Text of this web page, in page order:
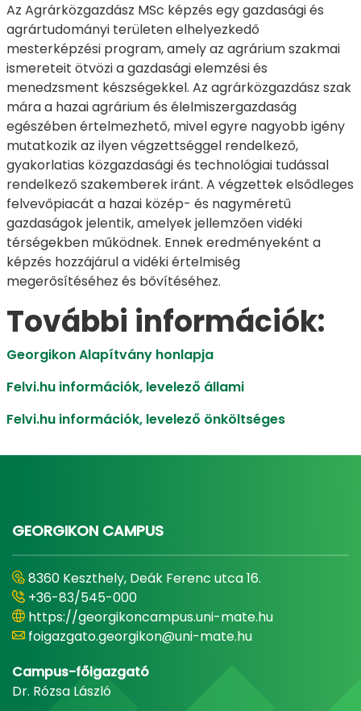
Az Agrárközgazdász MSc képzés egy gazdasági és
agrártudományi területen elhelyezkedő
mesterképzési program, amely az agrárium szakmai
ismereteit ötvözi a gazdasági elemzési és
menedzsment készségekkel. Az agrárközgazdász szak
mára a hazai agrárium és élelmiszergazdaság
egészében értelmezhető, mivel egyre nagyobb igény
mutatkozik az ilyen végzettséggel rendelkező,
gyakorlatias közgazdasági és technológiai tudással
rendelkező szakemberek iránt. A végzettek elsődleges
felvevőpiacát a hazai közép- és nagyméretű
gazdaságok jelentik, amelyek jellemzően vidéki
térségekben működnek. Ennek eredményeként a
képzés hozzájárul a vidéki értelmiség
megerősítéséhez és bővítéséhez.
További információk:
Georgikon Alapítvány honlapja
Felvi.hu információk, levelező állami
Felvi.hu információk, levelező önköltséges
GEORGIKON CAMPUS
8360 Keszthely, Deák Ferenc utca 16.
+36-83/545-000
https://georgikoncampus.uni-mate.hu
foigazgato.georgikon@uni-mate.hu
Campus-főigazgató
Dr. Rózsa László